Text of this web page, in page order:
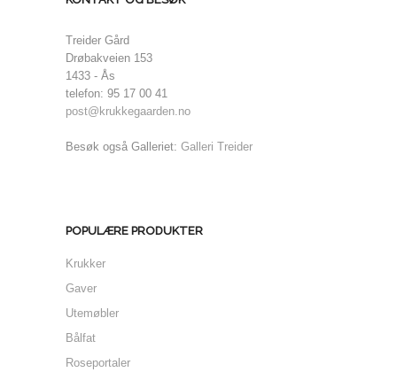
Treider Gård
Drøbakveien 153
1433 - Ås
telefon: 95 17 00 41
post@krukkegaarden.no
Besøk også Galleriet: Galleri Treider
POPULÆRE PRODUKTER
Krukker
Gaver
Utemøbler
Bålfat
Roseportaler